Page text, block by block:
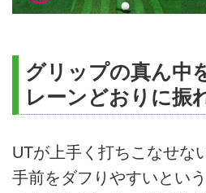
グリップの真ん中
レーンどおりに振
UTが上手く打ちこなせな
手前をダフりやすいとい